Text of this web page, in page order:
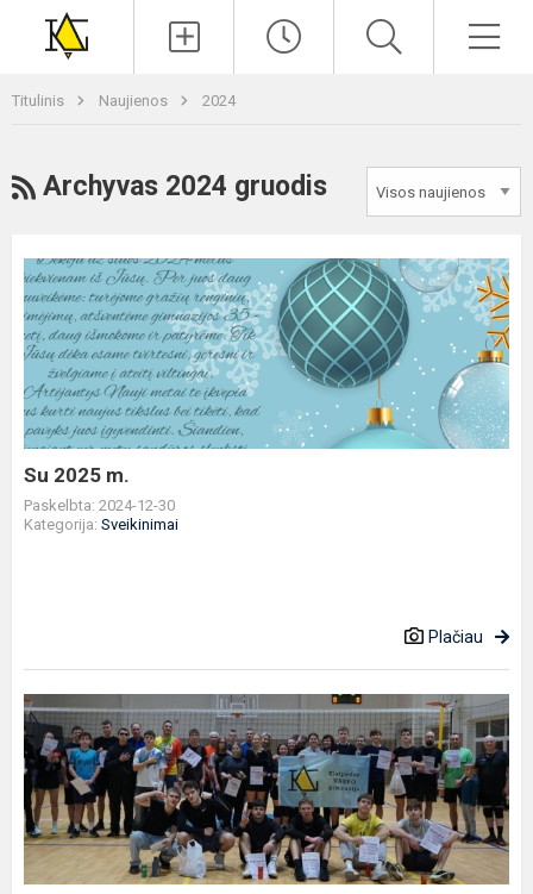
Titulinis Naujienos 2024
RSS
Archyvas 2024 gruodis
Su
2025
m.
Su 2025 m.
Paskelbta: 2024-12-30
Kategorija: Sveikinimai
Plačiau
2024
-
tinklinio
varžybų
rezultatai